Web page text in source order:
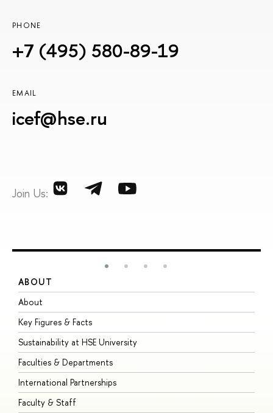
PHONE
+7 (495) 580-89-19
EMAIL
icef@hse.ru
Join Us:
ABOUT
About
Key Figures & Facts
Sustainability at HSE University
Faculties & Departments
International Partnerships
Faculty & Staff